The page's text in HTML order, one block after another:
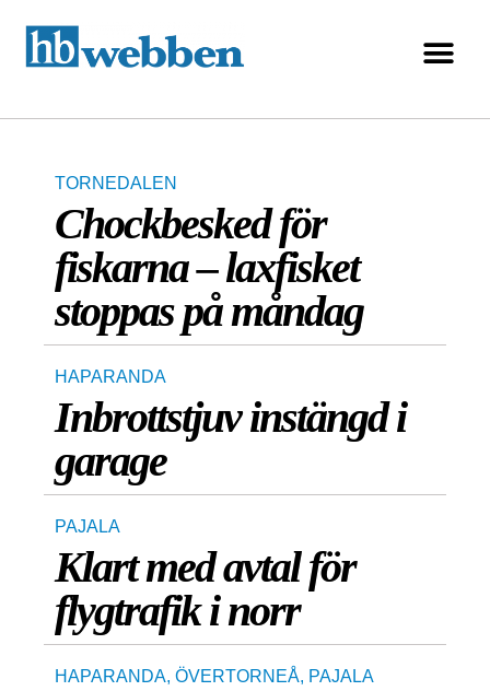
TORNEDALEN
Chockbesked för
fiskarna – laxfisket
stoppas på måndag
HAPARANDA
Inbrottstjuv instängd i
garage
PAJALA
Klart med avtal för
flygtrafik i norr
HAPARANDA, ÖVERTORNEÅ, PAJALA